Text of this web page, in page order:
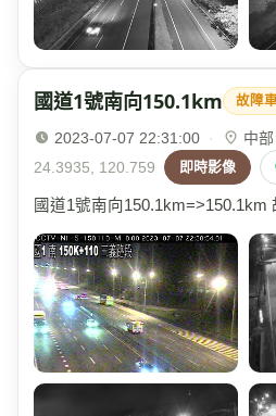
國道1號南向150.1km 故障
2023-07-07 22:31:00 · 中
24.3935, 120.759
即時影像
國道1號南向150.1km=>150.1km